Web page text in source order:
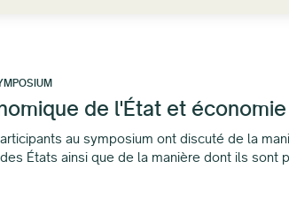
de l'État et
au symposium ont discuté de la
États ainsi que de la manière dont ils sont